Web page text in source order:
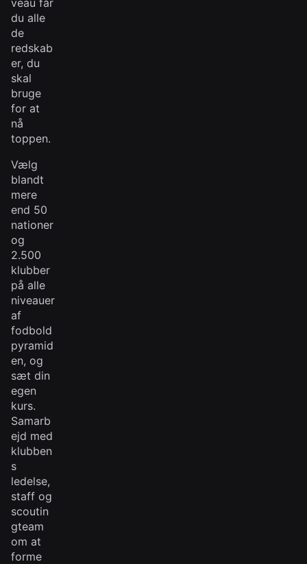
veau får
du alle
de
redskab
er, du
skal
bruge
for at
nå
toppen.
Vælg
blandt
mere
end 50
nationer
og
2.500
klubber
på alle
niveauer
af
fodbold
pyramid
en, og
sæt din
egen
kurs.
Samarb
ejd med
klubben
s
ledelse,
staff og
scoutin
gteam
om at
forme